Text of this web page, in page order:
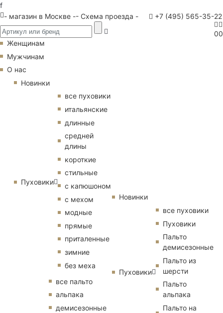
f
- магазин в Москве -- Схема проезда - +7 (495) 565-35-22
00
Женщинам
Мужчинам
О нас
Новинки
Пуховики
все пуховики
итальянские
длинные
средней
длины
короткие
стильные
с капюшоном
с мехом
модные
прямые
приталенные
зимние
без меха
все пальто
альпака
демисезонные
Новинки
Пуховики
все пуховики
Пуховики
Пальто
демисезонные
Пальто из
шерсти
Пальто
альпака
Пальто на